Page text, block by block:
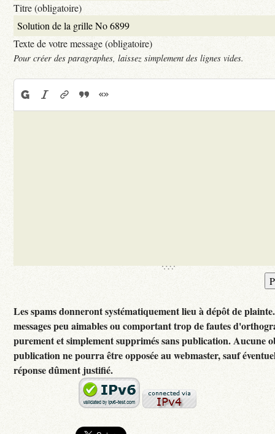
Titre (obligatoire)
Texte de votre message (obligatoire)
Pour créer des paragraphes, laissez simplement des lignes vides.
Les spams donneront systématiquement lieu à dépôt de
messages peu aimables ou comportant trop de fautes
purement et simplement supprimés sans publication. Aucune
publication ne pourra être opposée au webmaster, sauf
réponse dûment justifié.